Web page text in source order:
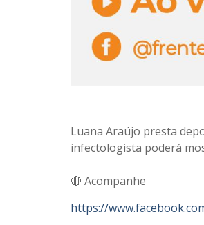
Luana Araújo presta
infectologista poderá
🔴 Acompanhe
https://